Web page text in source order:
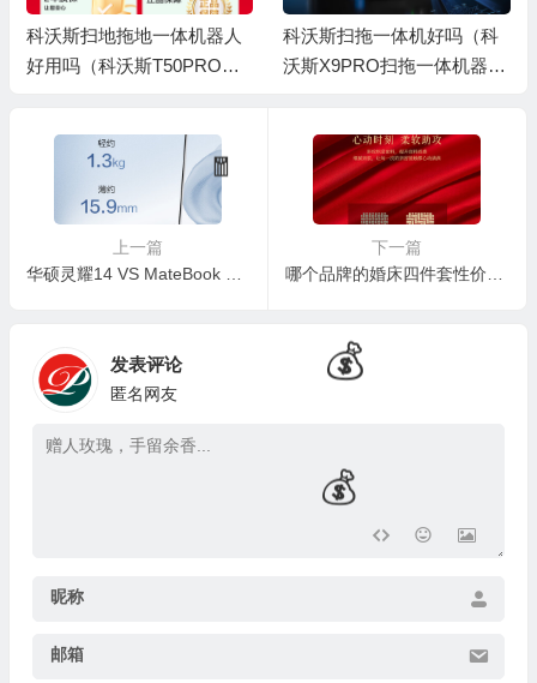
科沃斯扫地拖地一体机器人
好用吗（科沃斯T50PRO扫
科沃斯扫拖一体机好吗（科
沃斯X9PRO扫拖一体机器人
上一篇
华硕灵耀14 VS MateBook 14：哪款更值得你拥有？
下一篇
哪个品牌的婚床四件套性价比高？ 婚床四件套性价比推荐
发表评论
匿名网友
昵称
邮箱
🎁
💰